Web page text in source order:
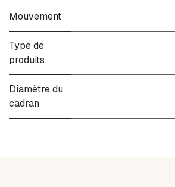
Mouvement
Type de
produits
Diamètre du
cadran